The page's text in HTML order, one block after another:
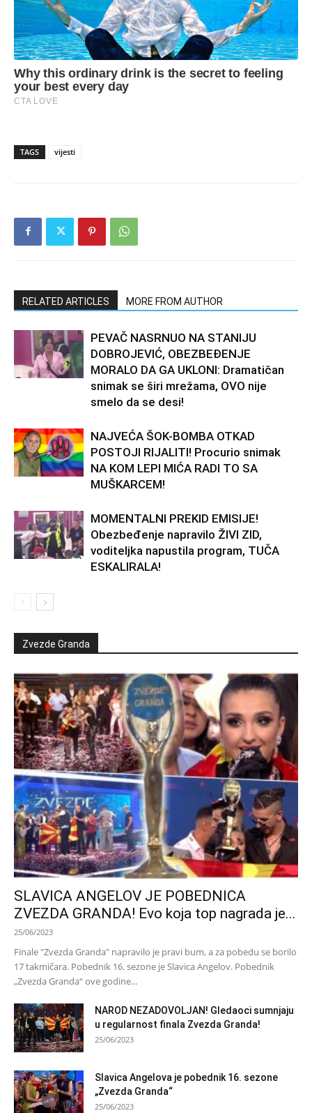
TAGS vijesti
RELATED ARTICLES MORE FROM AUTHOR
PEVAČ NASRNUO NA STANIJU
DOBROJEVIĆ, OBEZBEĐENJE
MORALO DA GA UKLONI: Dramatičan
snimak se širi mrežama, OVO nije
smelo da se desi!
NAJVEĆA ŠOK-BOMBA OTKAD
POSTOJI RIJALITI! Procurio snimak
NA KOM LEPI MIĆA RADI TO SA
MUŠKARCEM!
MOMENTALNI PREKID EMISIJE!
Obezbeđenje napravilo ŽIVI ZID,
voditeljka napustila program, TUČA
ESKALIRALA!
Zvezde Granda
SLAVICA ANGELOV JE POBEDNICA
ZVEZDA GRANDA! Evo koja top nagrada je...
25/06/2023
Finale "Zvezda Granda" napravilo je pravi bum, a za pobedu se borilo
17 takmičara. Pobednik 16. sezone je Slavica Angelov. Pobednik
„Zvezda Granda“ ove godine...
NAROD NEZADOVOLJAN! Gledaoci sumnjaju
u regularnost finala Zvezda Granda!
25/06/2023
Slavica Angelova je pobednik 16. sezone
„Zvezda Granda“
25/06/2023